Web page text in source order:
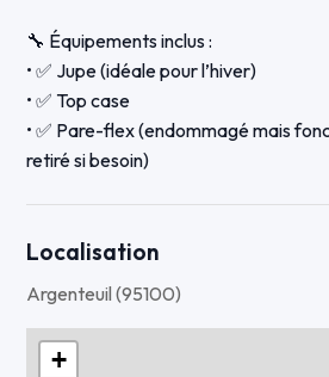
🔧 Équipements inclus :
• ✅ Jupe (idéale pour l’hiver)
• ✅ Top case
• ✅ Pare-flex (endommagé mais
retiré si besoin)
• Scooter 100 % électrique, zéro
• Stationnement gratuit en ville
• Silencieux, économique et agréable
Localisation
Argenteuil (95100)
+